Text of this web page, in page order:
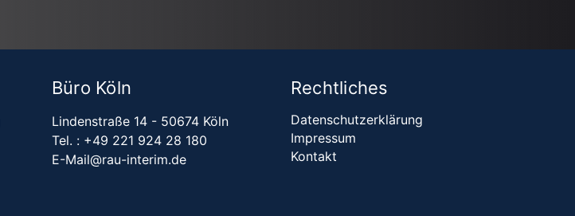
Büro Köln
Lindenstraße 14 - 50674 Köln
Tel. : +49 221 924 28 180
E-Mail@rau-interim.de
Rechtliches
Datenschutzerklärung
Impressum
Kontakt